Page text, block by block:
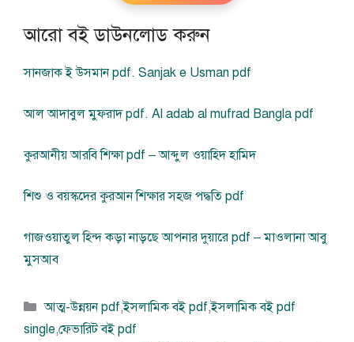
আরো বই ডাউনলোড করুন
সানজাক ই উসমান pdf. Sanjak e Usman pdf
আল আদাবুল মুফরাদ pdf. Al adab al mufrad Bangla pdf
কুরআনীয় আরবি শিক্ষা pdf – আব্দুল ওয়াহিদ হামিদ
শিশু ও বয়স্কদের কুরআন শিক্ষার সহজ পদ্ধতি pdf
গাজওয়াতুল হিন্দ কড়া নাড়ছে আপনার দুয়ারে pdf – মাওলানা আবু
মুসআব
বিভাগ
সমূহ
আত্ম-উন্নয়ন pdf,ইসলামিক বই pdf,ইসলামিক বই pdf
single,ফেভারিট বই pdf